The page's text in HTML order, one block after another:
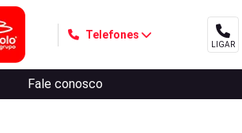
Telefones
LIGAR
Fale conosco